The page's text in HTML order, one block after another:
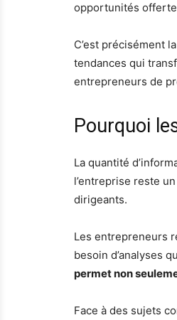
opportunités
C’est précisément
tendances qui
entrepreneurs de
Pourquoi
La quantité
l’entreprise reste
dirigeants.
Les entrepreneurs
besoin d’analyses
permet non
Face à des sujets